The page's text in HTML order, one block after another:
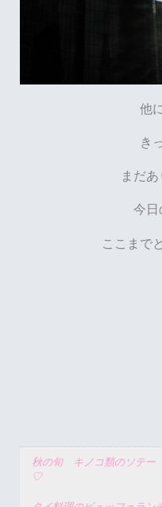
他
き
まだあ
今日
ここまで
秋の旬 キノコ類のソテ
♡